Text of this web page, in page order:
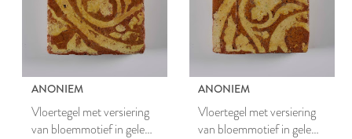
ANONIEM
Vloertegel met versiering
van bloemmotief in gele
ANONIEM
Vloertegel met versiering
van bloemmotief in gele